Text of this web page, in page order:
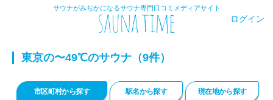
サウナがみぢかになるサウナ専門口コミメディアサイト
ログイン
東京の〜49℃のサウナ（9件）
市区町村から探す 駅名から探す 現在地から探す